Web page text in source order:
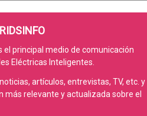
el principal medio de comunicación
Eléctricas Inteligentes.
artículos, entrevistas, TV, etc. y
más relevante y actualizada sobre el